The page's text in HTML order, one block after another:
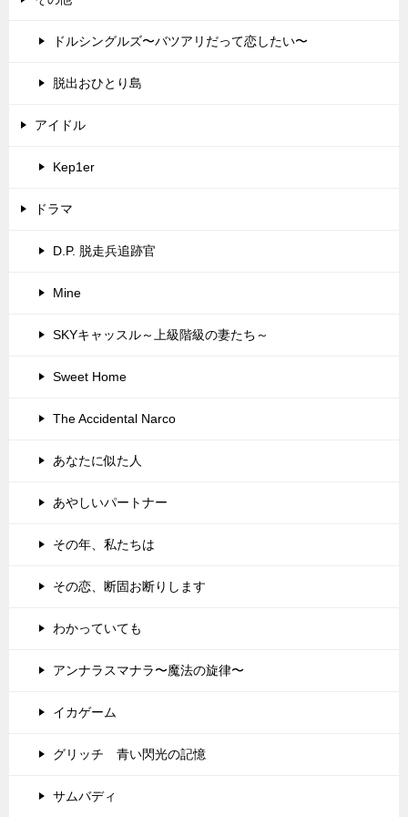
ドルシングルズ〜バツアリだって恋したい〜
脱出おひとり島
アイドル
Kep1er
ドラマ
D.P. 脱走兵追跡官
Mine
SKYキャッスル～上級階級の妻たち～
Sweet Home
The Accidental Narco
あなたに似た人
あやしいパートナー
その年、私たちは
その恋、断固お断りします
わかっていても
アンナラスマナラ〜魔法の旋律〜
イカゲーム
グリッチ 青い閃光の記憶
サムバディ